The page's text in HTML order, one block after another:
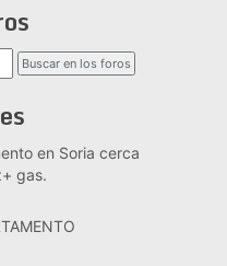
en Soria cerca
gas.